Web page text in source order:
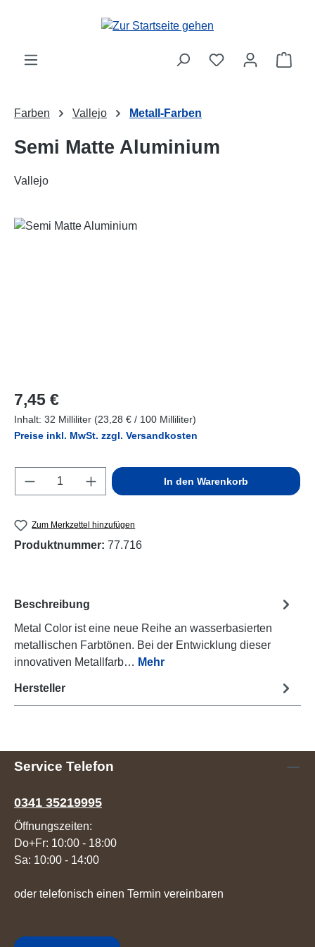
Zum Hauptinhalt springen
Farben Vallejo Metall-Farben
Semi Matte Aluminium
Vallejo
Bildergalerie überspringen
Regulärer Preis:
7,45 €
Inhalt: 32 Milliliter (23,28 € / 100 Milliliter)
Preise inkl. MwSt. zzgl. Versandkosten
Produkt Anzahl: Gib den gewünschten
In den Warenkorb
Zum Merkzettel hinzufügen
Produktnummer: 77.716
Beschreibung
Metal Color ist eine neue Reihe an wasserbasierten
metallischen Farbtönen. Bei der Entwicklung dieser
innovativen Metallfarb… Mehr
Hersteller
Service Telefon
0341 35219995
Öffnungszeiten:
Do+Fr: 10:00 - 18:00
Sa: 10:00 - 14:00
oder telefonisch einen Termin vereinbaren